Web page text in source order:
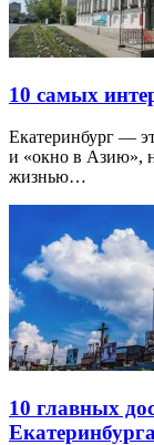
10 самых
Екатеринбург —
и «окно в Азию»,
жизнью…
10 главных
Екатеринбурга